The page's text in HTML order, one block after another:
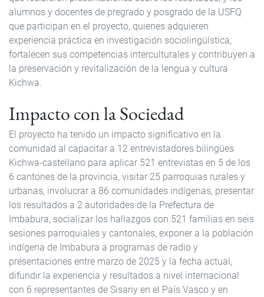
alumnos y docentes de pregrado y posgrado de la USFQ
que participan en el proyecto, quienes adquieren
experiencia práctica en investigación sociolingüística,
fortalecen sus competencias interculturales y contribuyen a
la preservación y revitalización de la lengua y cultura
Kichwa.
Impacto con la Sociedad
El proyecto ha tenido un impacto significativo en la
comunidad al capacitar a 12 entrevistadores bilingües
Kichwa-castellano para aplicar 521 entrevistas en 5 de los
6 cantones de la provincia, visitar 25 parroquias rurales y
urbanas, involucrar a 86 comunidades indígenas, presentar
los resultados a 2 autoridades de la Prefectura de
Imbabura, socializar los hallazgos con 521 familias en seis
sesiones parroquiales y cantonales, exponer a la población
indígena de Imbabura a programas de radio y
presentaciones entre marzo de 2025 y la fecha actual,
difundir la experiencia y resultados a nivel internacional
con 6 representantes de Sisariy en el País Vasco y en